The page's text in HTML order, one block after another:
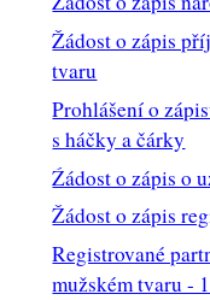
Žádost o zápis
tvaru
Prohlášení o
s háčky a čárky
Źádost o zápis o
Žádost o zápis
Registrované
mužském tvaru -